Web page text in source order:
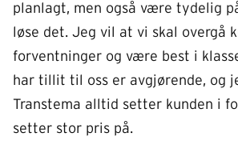
planlagt, men også være tydelig
løse det. Jeg vil at vi skal overgå
forventninger og være best i
har tillit til oss er avgjørende, og
Transtema alltid setter kunden i
setter stor pris på.